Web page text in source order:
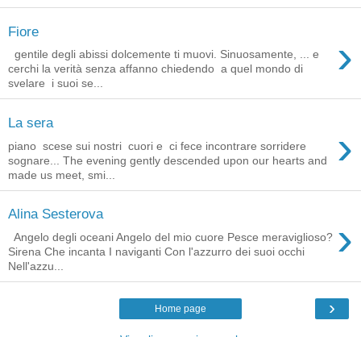
Fiore ›
gentile degli abissi dolcemente ti muovi. Sinuosamente, ... e
cerchi la verità senza affanno chiedendo a quel mondo di
svelare i suoi se...
La sera ›
piano scese sui nostri cuori e ci fece incontrare sorridere
sognare... The evening gently descended upon our hearts and
made us meet, smi...
Alina Sesterova ›
Angelo degli oceani Angelo del mio cuore Pesce meraviglioso?
Sirena Che incanta I naviganti Con l'azzurro dei suoi occhi
Nell'azzu...
›
Home page